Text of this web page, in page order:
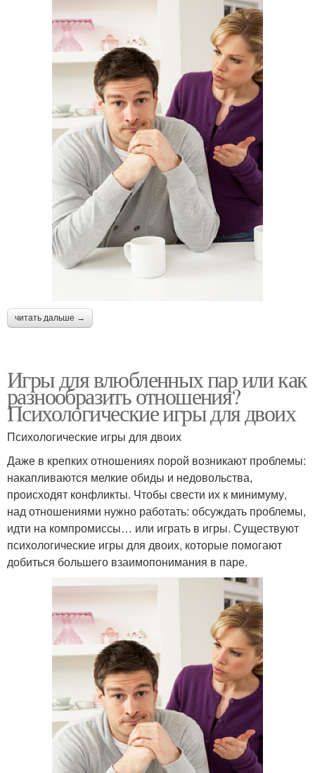
читать дальше →
Игры для влюбленных пар или как
разнообразить отношения?
Психологические игры для двоих
Психологические игры для двоих
Даже в крепких отношениях порой возникают проблемы:
накапливаются мелкие обиды и недовольства,
происходят конфликты. Чтобы свести их к минимуму,
над отношениями нужно работать: обсуждать проблемы,
идти на компромиссы… или играть в игры. Существуют
психологические игры для двоих, которые помогают
добиться большего взаимопонимания в паре.